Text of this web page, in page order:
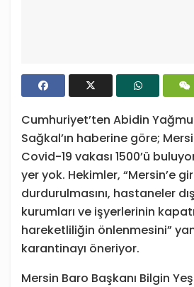
Cumhuriyet’ten Abidin
Sağkal’ın haberine göre;
Covid-19 vakası 1500’ü
yer yok. Hekimler, “Mersin’e
durdurulmasını, hastaneler
kurumları ve işyerlerinin
hareketliliğin önlenmesini”
karantinayı öneriyor.
Mersin Baro Başkanı Bilgin